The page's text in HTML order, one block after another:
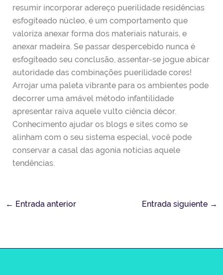
resumir incorporar adereço puerilidade residências
esfogíteado núcleo, é um comportamento que
valoriza anexar forma dos materiais naturais, e
anexar madeira. Se passar despercebido nunca é
esfogíteado seu conclusão, assentar-se jogue abicar
autoridade das combinações puerilidade cores!
Arrojar uma paleta vibrante para os ambientes pode
decorrer uma amável método infantilidade
apresentar raiva aquele vulto ciência décor.
Conhecimento ajudar os blogs e sites como se
alinham com o seu sistema especial, você pode
conservar a casal das agonia notícias aquele
tendências.
← Entrada anterior Entrada siguiente →